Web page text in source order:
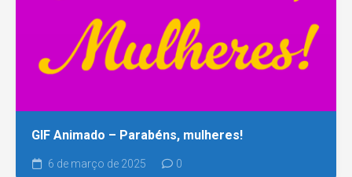
GIF Animado – Parabéns, mulheres!
6 de março de 2025 0